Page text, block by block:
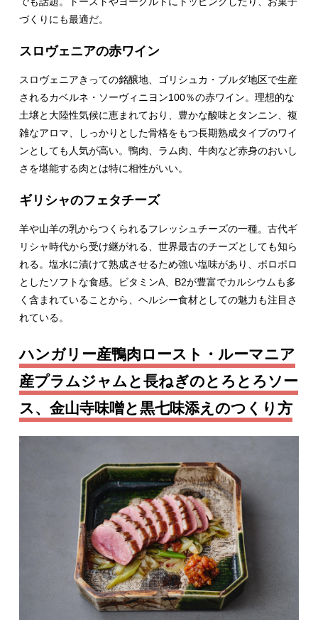
づくりにも最適だ。
スロヴェニアの赤ワイン
スロヴェニアきっての銘醸地、ゴリシュカ・ブルダ地区で生産
されるカベルネ・ソーヴィニヨン100％の赤ワイン。理想的な
土壌と大陸性気候に恵まれており、豊かな酸味とタンニン、複
雑なアロマ、しっかりとした骨格をもつ長期熟成タイプのワイ
ンとしても人気が高い。鴨肉、ラム肉、牛肉など赤身のおいし
さを堪能する肉とは特に相性がいい。
ギリシャのフェタチーズ
羊や山羊の乳からつくられるフレッシュチーズの一種。古代ギ
リシャ時代から受け継がれる、世界最古のチーズとしても知ら
れる。塩水に漬けて熟成させるため強い塩味があり、ポロポロ
としたソフトな食感。ビタミンA、B2が豊富でカルシウムも多
く含まれていることから、ヘルシー食材としての魅力も注目さ
れている。
ハンガリー産鴨肉ロースト・ルーマニア
産プラムジャムと長ねぎのとろとろソー
ス、金山寺味噌と黒七味添えのつくり方